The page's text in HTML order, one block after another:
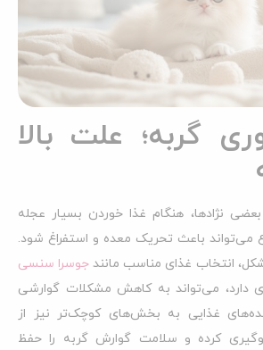
گربه؛ علت بالا
نژادها، هنگام غذا خوردن بسیار عجله
می‌تواند باعث تحریک معده و استفراغ شود.
انتخاب غذای مناسب مانند جوسرا سنسی
می‌تواند به کاهش مشکلات گوارشی
غذایی به بخش‌های کوچک‌تر نیز از
کرده و سلامت گوارش گربه را حفظ